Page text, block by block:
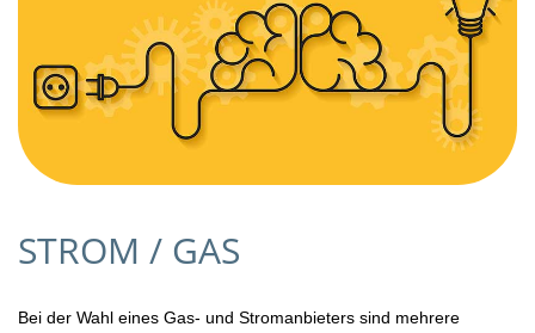
STROM / GAS
Bei der Wahl eines Gas- und Stromanbieters sind mehrere